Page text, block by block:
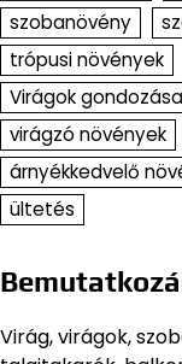
szobanövény
trópusi növények
Virágok gondozása
virágzó növények
árnyékkedvelő
ültetés
Virág, virágok,